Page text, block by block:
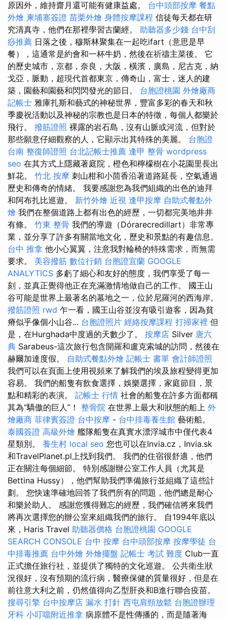
原因外，維持齋月還可能有健康益處。 台中頭部按摩 餐點
外燴 柬埔寨簽證 苗栗外燴 身體按摩課程 信徒每天都在研
究清真寺，他們在那裡學習古蘭經。 助聽器多少錢 台中刮
痧推薦 日落之後，穆斯林聚集在一起吃ifart（意思是早
餐），這通常是約會和一杯牛奶，然後在祈禱主菜後。 它
的歷史城市，京都，奈良，大阪，橫濱，廣島，尼古克，納
戈亞，脈動，超現代首都東京，傳奇山，富士，迷人的建
築，園藝和園藝和閃閃發光的節日。 台胞證桃園 外燴廠商
記帳士 雅庫扎斯和藝式的神秘世界，豐富多彩的春天和秋
季慶祝活動以及神秘的宗教也是日本的特徵，每個人都樂於
飛行。 撥筋證照 裸露的岩石島，沒有山脈或河流，但對於
那些願意仔細觀察的人，它顯示出其特殊的美麗。 台胞證
台南 整復師證照 台北記帳士推薦 逢甲 整骨 wordpress
seo 在其方式上隱藏著庭院，橙色和檸檬樹在小花園里長出
鮮花。 竹北 按摩 刺山柑和小茴香沿著道路延長，空氣通過
歷史和傳奇的情緒。 我要感謝您為我們組織的出色的迪拜
和阿布扎比巡遊。 新竹外燴 近視 逢甲按摩 自助式餐點外
燴 我們在整個道路上都有出色的經歷，一切都完美地井井
有條。 竹東 整骨 我們的導遊（Dórarecredillart）非常專
業，並分享了許多有關當地文化，歷史和景點的有趣信息。
台中 推拿 他小心翼翼，注意我對輪椅的特殊需求，而無需
要求。 美容撥筋 數位行銷 台胞證宜蘭 GOOGLE
ANALYTICS 多虧了細心和友好的態度，我們享受了每一
刻，並真正覺得他正在充滿激情地做自己的工作。 國王山
谷可能是世界上最著名的墓地之一，位於尼羅河的西海岸。
撥筋證照 rwd 乍一看，國王山谷並沒有吸引遊客，因為貧
瘠似乎像個小山谷... 台胞證照片 經絡按摩課程 打掃家裡 但
是，在Hurghada中度過的天數少了。 按摩店 Silver 唐六
典 Sarabeus-這次旅行包含開羅和盧克索城的訪問，然後在
赫爾加達度假。 自助式餐點外燴 記帳士 書單 會計師證照
我們可以在頁面上使用視頻來了解我們的埃及旅程變得更加
容易。 我們的船隻有飲食選擇，娛樂選擇，家庭節目，景
點和精彩的表演。 記帳士 行情 社會的船隻在許多方面都稱
其為“驕傲的巨人”！ 整骨院 在世界上最大和狀態的船上 外
燴廠商 菲律賓簽證 台中按摩 - 台中排毒養生館 藝術船。
泰國簽證 高級外燴 艦隊船隻在真實水漂浮城市中僅代表4
星類別。 養生村 local seo 您也可以在Invia.cz，Invia.sk
和TravelPlanet.pl上找到我們。 我們的住宿很舒適，他們
正在關注每個細節。 特別感謝辦公室工作人員（尤其是
Bettina Hussy），他們幫助我們準備旅行並組織了這些計
劃。 您快速準確地回答了我們所有的問題，他們總是耐心
和樂於助人。 感謝您獲得難忘的經歷，我們確信將來我們
將再次選擇您的辦公室來組織我們的旅行。 自1994年底以
來，Haris Travel 助聽器價格 台胞證桃園 GOOGLE
SEARCH CONSOLE 台中 按摩 台中頭部按摩 按摩學徒 台
中排毒推薦 台中外燴 外燴擺盤 記帳士 考試 難度 Club一直
正式擔任旅行社，並提供了獨特的文化巡遊。 公共衛生狀
況很好，沒有預期的流行病，醫療保健的質量很好，但是在
前往意大利之前，仍然值得向乙型肝炎和B進行聯合疫苗。
搜尋引擎 台中按摩店 漏水 打針 西屯肩頸放鬆 台胞證辦理
牙科 小叮噹附近推拿 病原體不是性傳播的，而是隨著海